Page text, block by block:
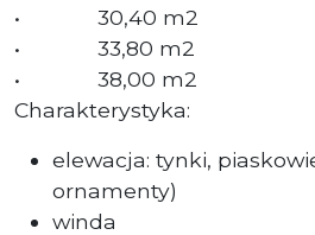
• 30,40 m2
• 33,80 m2
• 38,00 m2
Charakterystyka:
elewacja: tynki,
ornamenty)
winda